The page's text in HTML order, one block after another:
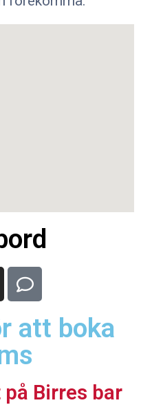
att boka
Birres bar